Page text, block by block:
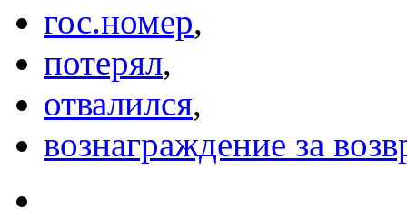
гос.номер,
потерял,
отвалился,
вознаграждение за